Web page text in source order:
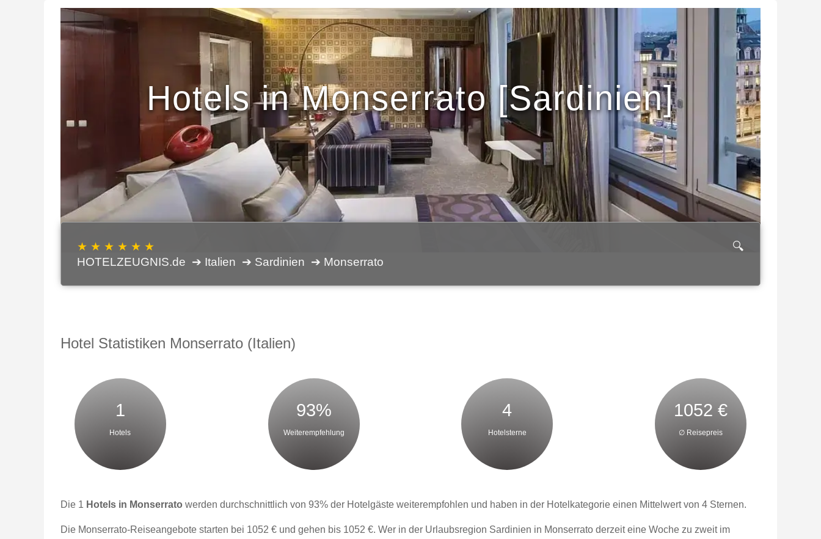
Hotels in Monserrato [Sardinien]
🔍
★ ★ ★ ★ ★ ★
HOTELZEUGNIS.de ➔ Italien ➔ Sardinien ➔ Monserrato
Hotel Statistiken Monserrato (Italien)
1
Hotels
93%
Weiterempfehlung
4
Hotelsterne
1052 €
∅ Reisepreis
Die 1 Hotels in Monserrato werden durchschnittlich von 93% der Hotelgäste weiterempfohlen und haben in der Hotelkategorie einen Mittelwert von 4 Sternen.
Die Monserrato-Reiseangebote starten bei 1052 € und gehen bis 1052 €. Wer in der Urlaubsregion Sardinien in Monserrato derzeit eine Woche zu zweit im